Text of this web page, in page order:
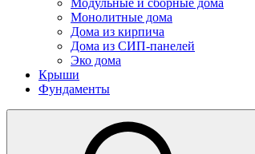
Модульные и сборные дома
Монолитные дома
Дома из кирпича
Дома из СИП-панелей
Эко дома
Крыши
Фундаменты